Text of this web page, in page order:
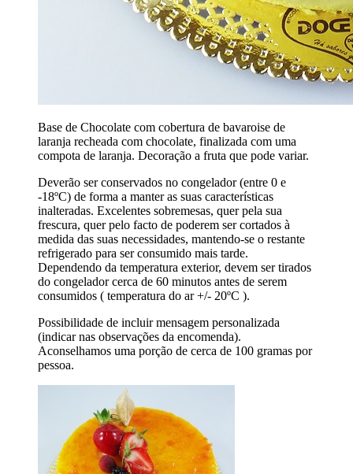
Base de Chocolate com cobertura de bavaroise de
laranja recheada com chocolate, finalizada com uma
compota de laranja. Decoração a fruta que pode variar.
Deverão ser conservados no congelador (entre 0 e
-18ºC) de forma a manter as suas características
inalteradas. Excelentes sobremesas, quer pela sua
frescura, quer pelo facto de poderem ser cortados à
medida das suas necessidades, mantendo-se o restante
refrigerado para ser consumido mais tarde.
Dependendo da temperatura exterior, devem ser tirados
do congelador cerca de 60 minutos antes de serem
consumidos ( temperatura do ar +/- 20ºC ).
Possibilidade de incluir mensagem personalizada
(indicar nas observações da encomenda).
Aconselhamos uma porção de cerca de 100 gramas por
pessoa.